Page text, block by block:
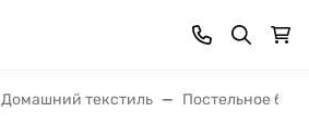
Домашний текстиль Постельное